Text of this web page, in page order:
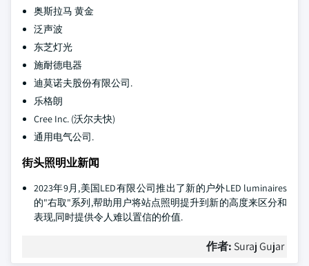
奥斯拉马 黄金
泛声波
东芝灯光
施耐德电器
迪莫诺夫股份有限公司.
乐格朗
Cree Inc. (沃尔夫快)
通用电气公司.
街头照明业新闻
2023年9月,美国LED有限公司推出了新的户外LED luminaires
的"右取"系列,帮助用户将站点照明提升到新的高度来区分和
表现,同时提供令人难以置信的价值.
作者: Suraj Gujar